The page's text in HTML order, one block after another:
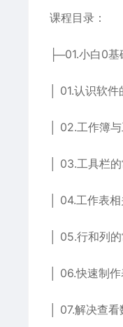
课程目录：
├─01.小白0
│ 01.认识软
│ 02.工作簿
│ 03.工具栏
│ 04.工作表
│ 05.行和列
│ 06.快速制
│ 07.解决查